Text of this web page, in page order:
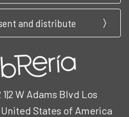
and distribute
W Adams Blvd Los
United States of America